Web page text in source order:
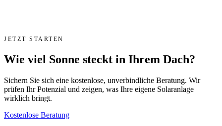
JETZT STARTEN
Wie viel Sonne steckt in Ihrem Dach?
Sichern Sie sich eine kostenlose, unverbindliche Beratung. Wir
prüfen Ihr Potenzial und zeigen, was Ihre eigene Solaranlage
wirklich bringt.
Kostenlose Beratung